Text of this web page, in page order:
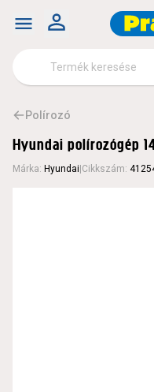
Polírozó
Hyundai polírozógép
Márka: Hyundai Cikkszám:
Hyundai polírozógép